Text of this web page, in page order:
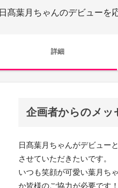
日髙葉月ちゃんのデビューを
詳細
企画者からのメッ
日髙葉月ちゃんがデビュー
させていただきたいです。
いつも笑顔が可愛い葉月ち
か皆様のご協力が必要です！